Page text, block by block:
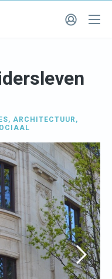
, ARCHITECTUUR ,